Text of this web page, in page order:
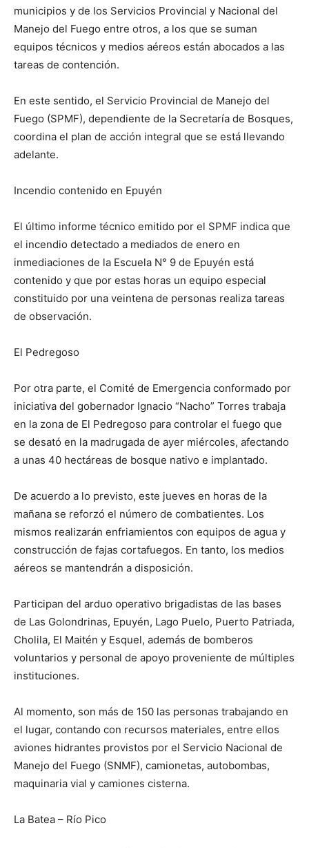
municipios y de los Servicios Provincial y Nacional del
Manejo del Fuego entre otros, a los que se suman
equipos técnicos y medios aéreos están abocados a las
tareas de contención.
En este sentido, el Servicio Provincial de Manejo del
Fuego (SPMF), dependiente de la Secretaría de Bosques,
coordina el plan de acción integral que se está llevando
adelante.
Incendio contenido en Epuyén
El último informe técnico emitido por el SPMF indica que
el incendio detectado a mediados de enero en
inmediaciones de la Escuela N° 9 de Epuyén está
contenido y que por estas horas un equipo especial
constituido por una veintena de personas realiza tareas
de observación.
El Pedregoso
Por otra parte, el Comité de Emergencia conformado por
iniciativa del gobernador Ignacio “Nacho” Torres trabaja
en la zona de El Pedregoso para controlar el fuego que
se desató en la madrugada de ayer miércoles, afectando
a unas 40 hectáreas de bosque nativo e implantado.
De acuerdo a lo previsto, este jueves en horas de la
mañana se reforzó el número de combatientes. Los
mismos realizarán enfriamientos con equipos de agua y
construcción de fajas cortafuegos. En tanto, los medios
aéreos se mantendrán a disposición.
Participan del arduo operativo brigadistas de las bases
de Las Golondrinas, Epuyén, Lago Puelo, Puerto Patriada,
Cholila, El Maitén y Esquel, además de bomberos
voluntarios y personal de apoyo proveniente de múltiples
instituciones.
Al momento, son más de 150 las personas trabajando en
el lugar, contando con recursos materiales, entre ellos
aviones hidrantes provistos por el Servicio Nacional de
Manejo del Fuego (SNMF), camionetas, autobombas,
maquinaria vial y camiones cisterna.
La Batea – Río Pico